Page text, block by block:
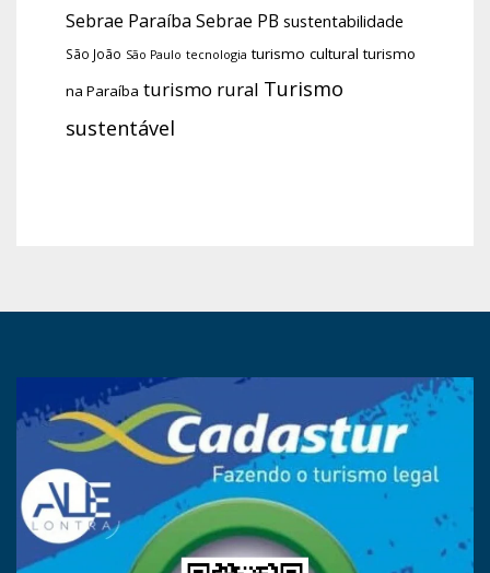
Sebrae Paraíba Sebrae PB sustentabilidade
São João São Paulo tecnologia turismo cultural turismo
na Paraíba turismo rural Turismo
sustentável